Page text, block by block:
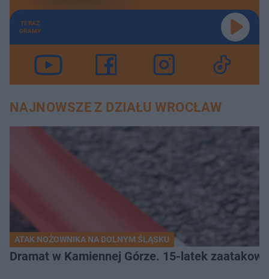
TERAZ
GRAMY
NAJNOWSZE Z DZIAŁU WROCŁAW
ATAK NOŻOWNIKA NA DOLNYM ŚLĄSKU
Dramat w Kamiennej Górze. 15-latek